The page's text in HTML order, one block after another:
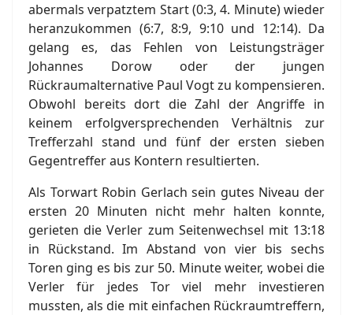
abermals verpatztem Start (0:3, 4. Minute) wieder
heranzukommen (6:7, 8:9, 9:10 und 12:14). Da
gelang es, das Fehlen von Leistungsträger
Johannes Dorow oder der jungen
Rückraumalternative Paul Vogt zu kompensieren.
Obwohl bereits dort die Zahl der Angriffe in
keinem erfolgversprechenden Verhältnis zur
Trefferzahl stand und fünf der ersten sieben
Gegentreffer aus Kontern resultierten.
Als Torwart Robin Gerlach sein gutes Niveau der
ersten 20 Minuten nicht mehr halten konnte,
gerieten die Verler zum Seitenwechsel mit 13:18
in Rückstand. Im Abstand von vier bis sechs
Toren ging es bis zur 50. Minute weiter, wobei die
Verler für jedes Tor viel mehr investieren
mussten, als die mit einfachen Rückraumtreffern,